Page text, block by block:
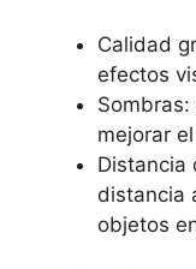
Calidad
efectos
mejorar
Distancia
distancia
objetos